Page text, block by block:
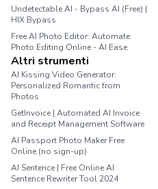
Undetectable AI - Bypass AI (Free) |
HIX Bypass
Free AI Photo Editor: Automate
Photo Editing Online - AI Ease
Altri strumenti
AI Kissing Video Generator:
Personalized Romantic from
Photos
GetInvoice | Automated AI Invoice
and Receipt Management Software
AI Passport Photo Maker Free
Online (no sign-up)
AI Sentence | Free Online AI
Sentence Rewriter Tool 2024